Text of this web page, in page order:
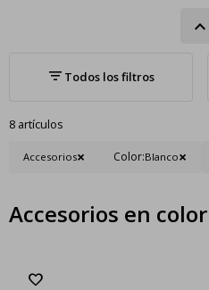
8 artículos
Accesorios Color:Blanco
Accesorios en